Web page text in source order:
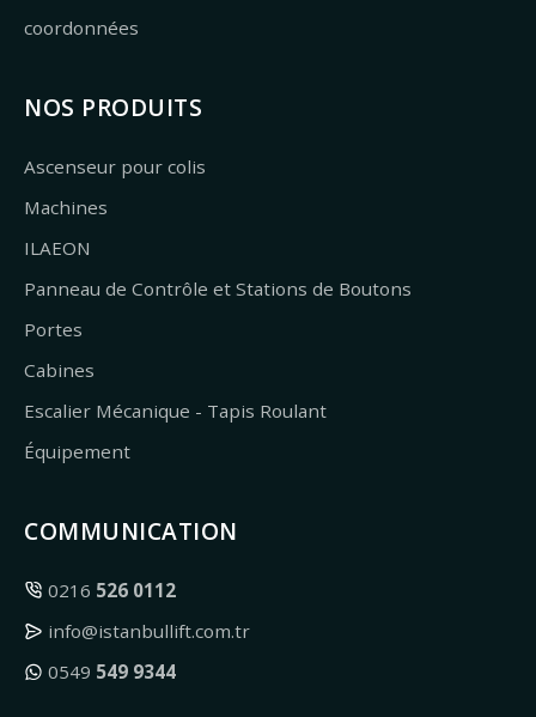
coordonnées
NOS PRODUITS
Ascenseur pour colis
Machines
ILAEON
Panneau de Contrôle et Stations de Boutons
Portes
Cabines
Escalier Mécanique - Tapis Roulant
Équipement
COMMUNICATION
0216 526 0112
info@istanbullift.com.tr
0549 549 9344